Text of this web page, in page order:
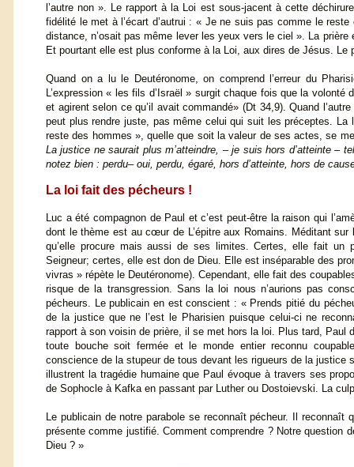
l’autre non ». Le rapport à la Loi est sous-jacent à cette
fidélité le met à l’écart d’autrui : « Je ne suis pas comme le
distance, n’osait pas même lever les yeux vers le ciel ». La
Et pourtant elle est plus conforme à la Loi, aux dires de Jésus.
Quand on a lu le Deutéronome, on comprend l’erreur du
L’expression « les fils d’Israël » surgit chaque fois que la
et agirent selon ce qu’il avait commandé» (Dt 34,9). Quand
peut plus rendre juste, pas même celui qui suit les préceptes.
reste des hommes », quelle que soit la valeur de ses actes, se
La justice ne saurait plus m’atteindre, – je suis hors d’atteinte –
notez bien : perdu– oui, perdu, égaré, hors d’atteinte, hors de
La loi fait des pécheurs !
Luc a été compagnon de Paul et c’est peut-être la raison qui
dont le thème est au cœur de L’épitre aux Romains. Méditant
qu’elle procure mais aussi de ses limites. Certes, elle fait un
Seigneur; certes, elle est don de Dieu. Elle est inséparable des
vivras » répète le Deutéronome). Cependant, elle fait des
risque de la transgression. Sans la loi nous n’aurions pas
pécheurs. Le publicain en est conscient : « Prends pitié du
de la justice que ne l’est le Pharisien puisque celui-ci ne
rapport à son voisin de prière, il se met hors la loi. Plus tard,
toute bouche soit fermée et le monde entier reconnu
conscience de la stupeur de tous devant les rigueurs de la justice
illustrent la tragédie humaine que Paul évoque à travers ses
de Sophocle à Kafka en passant par Luther ou Dostoievski. La
Le publicain de notre parabole se reconnaît pécheur. Il reconnaît
présente comme justifié. Comment comprendre ? Notre question
Dieu ? »